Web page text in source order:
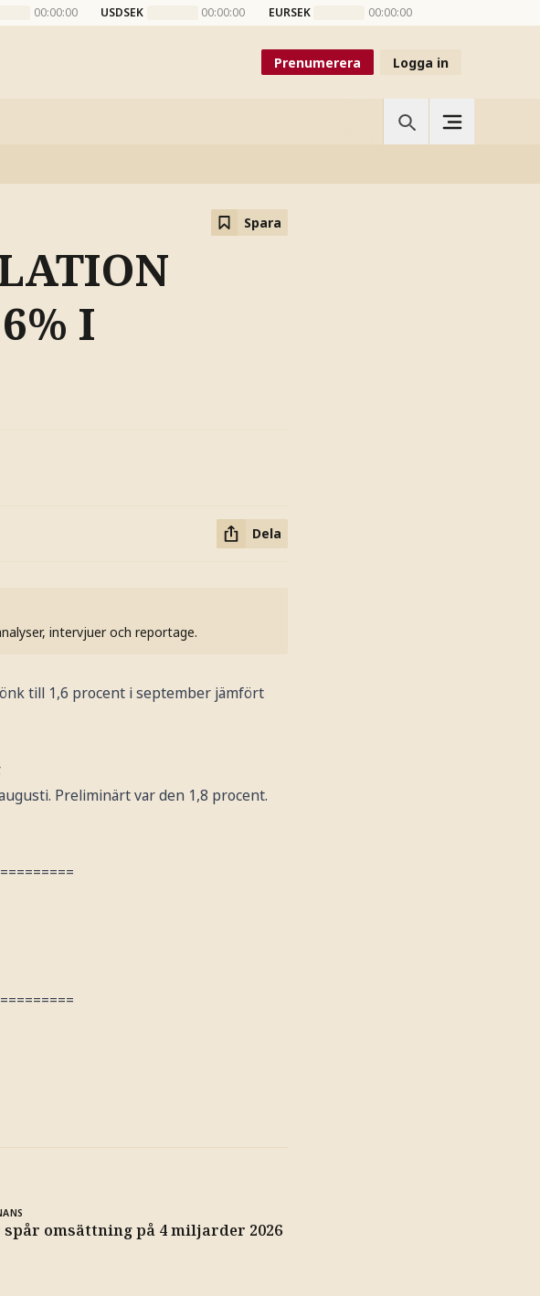
00:00:00 USDSEK 00:00:00 EURSEK 00:00:00
Prenumerera Logga in
Spara
I
Dela
intervjuer och reportage.
till 1,6 procent i september jämfört
Preliminärt var den 1,8 procent.
omsättning på 4 miljarder 2026